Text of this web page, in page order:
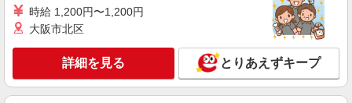
株式会社kotrio /●SD-H-1895920
白河市のサ高住＊シフト融通が利くため子育て
時給2000円〜2500円 ＜日払い有/週払い有/交
通費全支給(ガソリン代含む)＞
白河市
時給 1,200円〜1,200円
大阪市北区
詳細を見る とりあえずキープ